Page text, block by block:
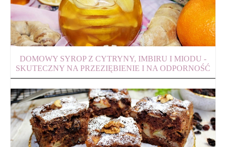
DOMOWY SYROP Z CYTRYNY, IMBIRU I MIODU -
SKUTECZNY NA PRZEZIĘBIENIE I NA ODPORNOŚĆ